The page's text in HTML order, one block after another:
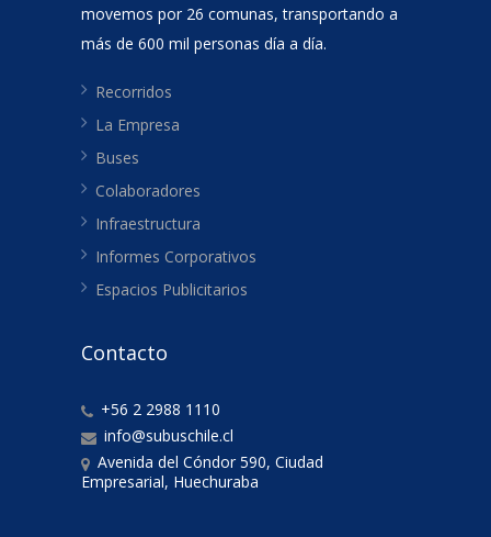
movemos por 26 comunas, transportando a
más de 600 mil personas día a día.
Recorridos
La Empresa
Buses
Colaboradores
Infraestructura
Informes Corporativos
Espacios Publicitarios
Contacto
+56 2 2988 1110
info@subuschile.cl
Avenida del Cóndor 590, Ciudad
Empresarial, Huechuraba